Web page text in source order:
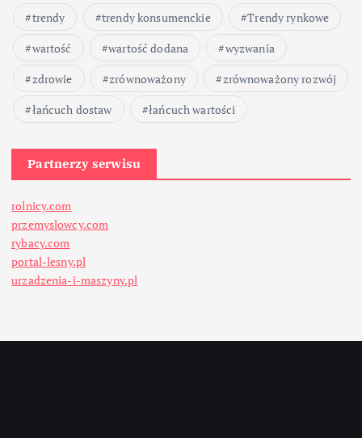
trendy
trendy konsumenckie
Trendy rynkowe
wartość
wartość dodana
wyzwania
zdrowie
zrównoważony
zrównoważony rozwój
łańcuch dostaw
łańcuch wartości
Partnerzy serwisu
rolnicy.com
przemyslowcy.com
rybacy.com
portal-lesny.pl
urzadzenia-i-maszyny.pl